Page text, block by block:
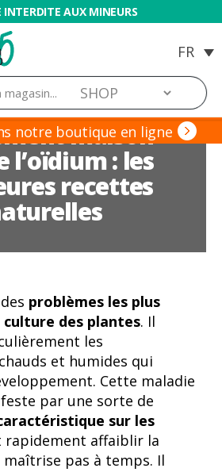
INTERDITE AUX MINEURS
Blog
de
Grow
Barato
notre boutique en ligne
maison
l’oïdium : les
recettes
problèmes les plus
des plantes. Il
les
et humides qui
Cette maladie
par une sorte de
sur les
rapidement affaiblir la
pas à temps. Il